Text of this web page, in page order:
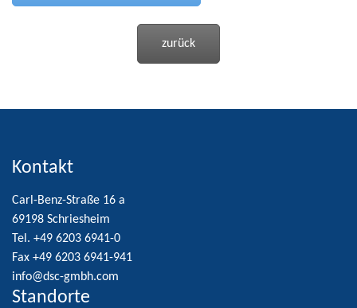
zurück
Kontakt
Carl-Benz-Straße 16 a
69198 Schriesheim
Tel. +49 6203 6941-0
Fax +49 6203 6941-941
info@dsc-gmbh.com
Standorte